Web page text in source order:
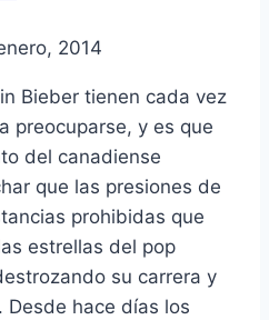
2014
Bieber tienen cada vez
preocuparse, y es que
del canadiense
que las presiones de
prohibidas que
estrellas del pop
su carrera y
Desde hace días los